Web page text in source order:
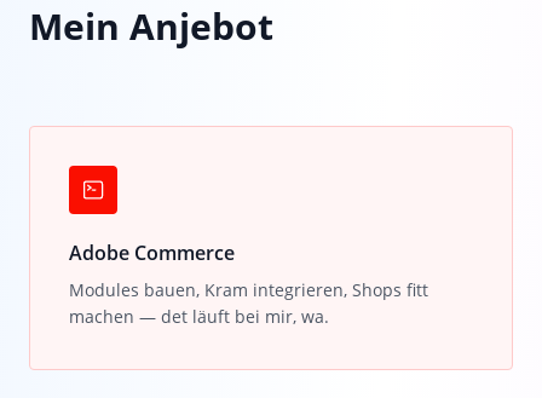
Mein Anjebot
Adobe Commerce
Modules bauen, Kram integrieren, Shops fitt
machen — det läuft bei mir, wa.